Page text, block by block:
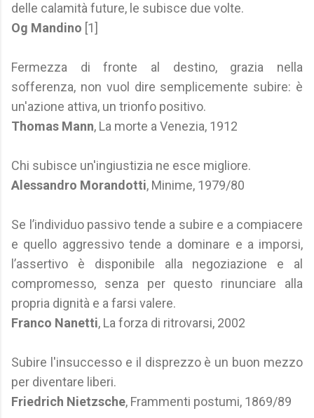
delle calamità future, le subisce due volte.
Og Mandino [1]
Fermezza di fronte al destino, grazia nella
sofferenza, non vuol dire semplicemente subire: è
un'azione attiva, un trionfo positivo.
Thomas Mann, La morte a Venezia, 1912
Chi subisce un'ingiustizia ne esce migliore.
Alessandro Morandotti, Minime, 1979/80
Se l’individuo passivo tende a subire e a compiacere
e quello aggressivo tende a dominare e a imporsi,
l’assertivo è disponibile alla negoziazione e al
compromesso, senza per questo rinunciare alla
propria dignità e a farsi valere.
Franco Nanetti, La forza di ritrovarsi, 2002
Subire l'insuccesso e il disprezzo è un buon mezzo
per diventare liberi.
Friedrich Nietzsche, Frammenti postumi, 1869/89